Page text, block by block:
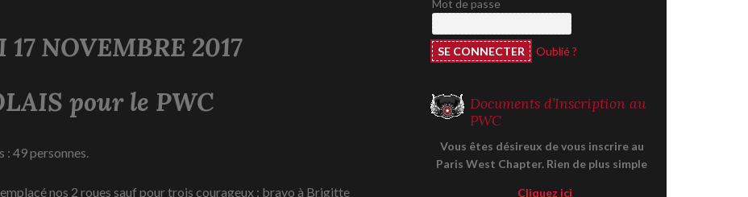
NOVEMBRE 2017
pour le PWC
: 49 personnes.
nos 2 roues sauf pour trois courageux : bravo à Brigitte
Mot de passe
Oublié ?
Documents d’Inscription au
PWC
Vous êtes désireux de vous inscrire au
Paris West Chapter. Rien de plus simple
Cliquez ici